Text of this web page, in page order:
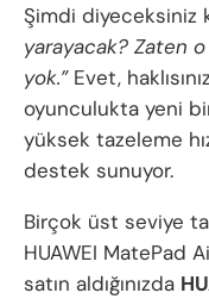
Şimdi diyeceksiniz
yarayacak? Zaten
yok.”Evet,
oyunculukta yeni
yüksek tazeleme
destek sunuyor.
Birçok üst seviye
HUAWEI MatePad
satın aldığınızda